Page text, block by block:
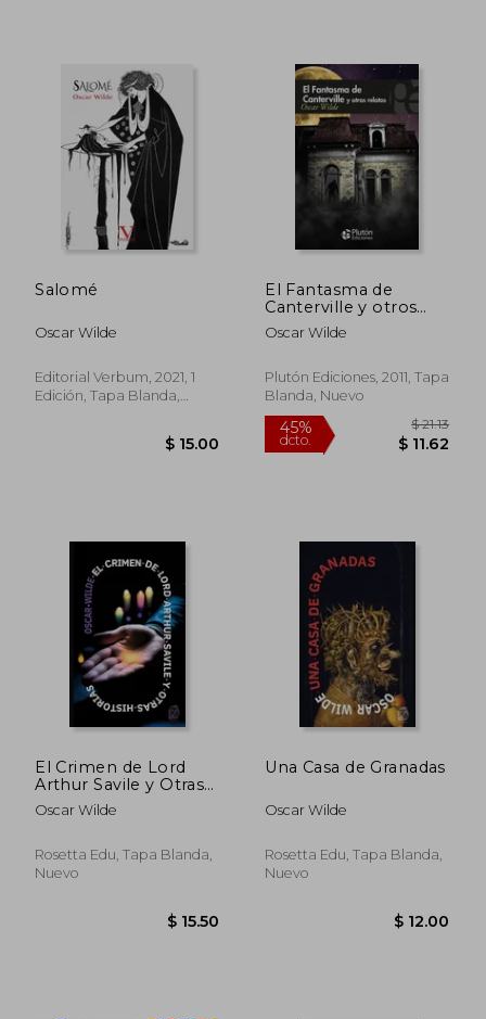
45%
dcto.
Salomé
Oscar Wilde
Editorial Verbum, 2021, 1
Edición, Tapa Blanda,
El Fantasma de
Canterville y otros
relatos
Oscar Wilde
Plutón Ediciones, 2011, Tapa
Blanda, Nuevo
El Crimen de Lord
Arthur Savile y Otras
Historias
Oscar Wilde
Rosetta Edu, Tapa Blanda,
Nuevo
Una Casa de Granadas
Oscar Wilde
Rosetta Edu, Tapa Blanda,
Nuevo